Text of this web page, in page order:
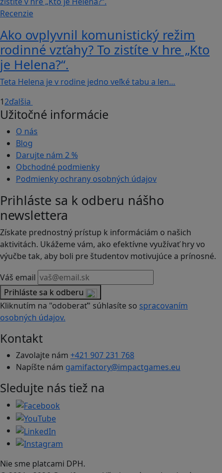
Recenzie
Ako ovplyvnil komunistický režim
rodinné vzťahy? To zistíte v hre „Kto
je Helena?“.
Teta Helena je v rodine jedno veľké tabu a len…
12ďalšia
Užitočné informácie
O nás
Blog
Darujte nám 2 %
Obchodné podmienky
Podmienky ochrany osobných údajov
Prihláste sa k odberu nášho
newslettera
Získate prednostný prístup k informáciám o našich
aktivitách. Ukážeme vám, ako efektívne využívať hry vo
výučbe tak, aby boli pre študentov motivujúce a prínosné.
Váš email
Prihláste sa k odberu
Kliknutím na "odoberať" súhlasíte so spracovaním
osobných údajov.
Kontakt
Zavolajte nám +421 907 231 768
Napíšte nám gamifactory@impactgames.eu
Sledujte nás tiež na
Nie sme platcami DPH.